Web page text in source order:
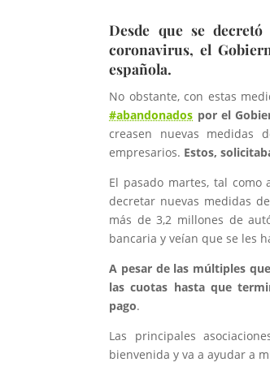
Desde que se
coronavirus, el
española.
No obstante, con estas
#abandonados por el
creasen nuevas medidas
empresarios. Estos,
El pasado martes, tal
decretar nuevas medidas
más de 3,2 millones de
bancaria y veían que se les
A pesar de las múltiples
las cuotas hasta que
pago.
Las principales
bienvenida y va a ayudar a